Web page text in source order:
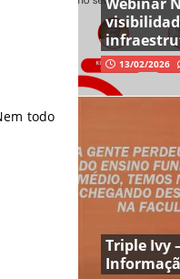
todo
Webinar
13/02/2026
Triple Ivy